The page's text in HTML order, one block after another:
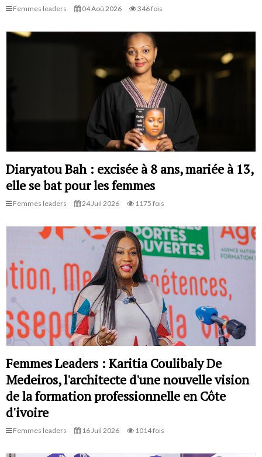
Femmes leaders 04 Aoû 2026 346 fois
Diaryatou Bah : excisée à 8 ans, mariée à 13,
elle se bat pour les femmes
Femmes leaders 24 Juil 2026 1175 fois
Femmes Leaders : Karitia Coulibaly De
Medeiros, l'architecte d'une nouvelle vision
de la formation professionnelle en Côte
d'ivoire
Femmes leaders 16 Juil 2026 1014 fois